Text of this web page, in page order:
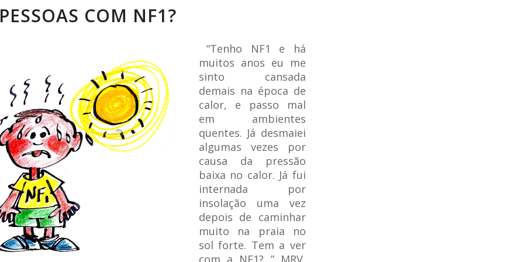
COM NF1?
“Tenho NF1 e há
muitos anos eu me
sinto cansada
demais na época de
calor, e passo mal
em ambientes
quentes. Já desmaiei
algumas vezes por
causa da pressão
baixa no calor. Já fui
internada por
insolação uma vez
depois de caminhar
muito na praia no
sol forte. Tem a ver
com a NF1? ” MRV,